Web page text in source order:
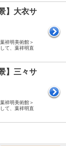
】大衣サ
祥明美術館＞
て、葉祥明直
】三々サ
祥明美術館＞
て、葉祥明直